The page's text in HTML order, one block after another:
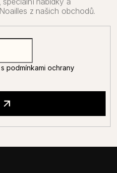
podmínkami ochrany